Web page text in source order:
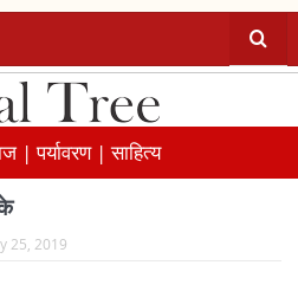
|पर्यावरण |साहित्य
25, 2019